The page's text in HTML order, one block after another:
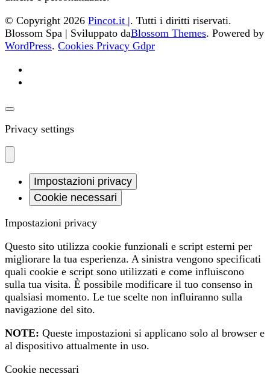
© Copyright 2026 Pincot.it |. Tutti i diritti riservati.
Blossom Spa | Sviluppato daBlossom Themes. Powered by
WordPress. Cookies Privacy Gdpr
Privacy settings
Impostazioni privacy
Cookie necessari
Impostazioni privacy
Questo sito utilizza cookie funzionali e script esterni per
migliorare la tua esperienza. A sinistra vengono specificati
quali cookie e script sono utilizzati e come influiscono
sulla tua visita. È possibile modificare il tuo consenso in
qualsiasi momento. Le tue scelte non influiranno sulla
navigazione del sito.
NOTE: Queste impostazioni si applicano solo al browser e
al dispositivo attualmente in uso.
Cookie necessari